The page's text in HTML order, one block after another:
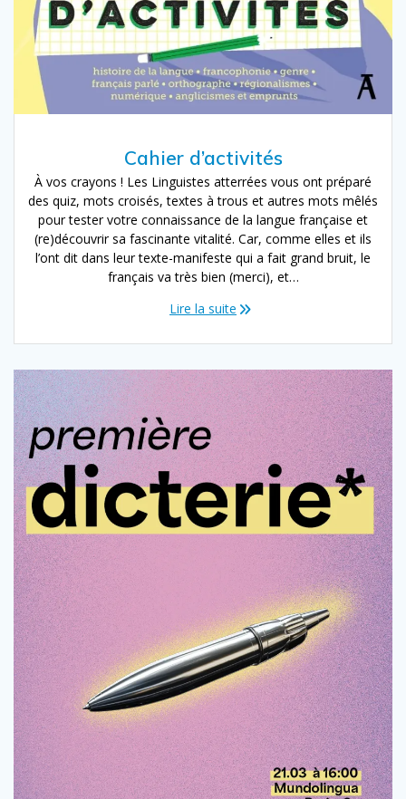
Cahier d’activités
À vos crayons ! Les Linguistes atterrées vous ont préparé
des quiz, mots croisés, textes à trous et autres mots mêlés
pour tester votre connaissance de la langue française et
(re)découvrir sa fascinante vitalité. Car, comme elles et ils
l’ont dit dans leur texte-manifeste qui a fait grand bruit, le
français va très bien (merci), et…
Lire la suite